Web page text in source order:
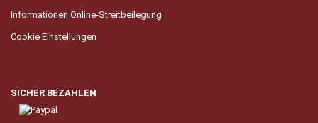
Informationen Online-Streitbeilegung
Cookie Einstellungen
SICHER BEZAHLEN